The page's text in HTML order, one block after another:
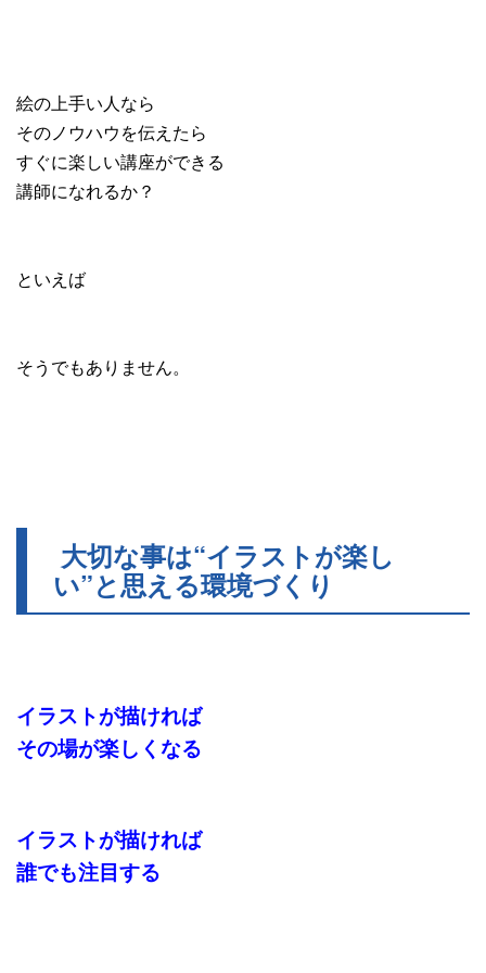
絵の上手い人なら
そのノウハウを伝えたら
すぐに楽しい講座ができる
講師になれるか？
といえば
そうでもありません。
大切な事は“イラストが楽し
い”と思える環境づくり
イラストが描ければ
その場が楽しくなる
イラストが描ければ
誰でも注目する